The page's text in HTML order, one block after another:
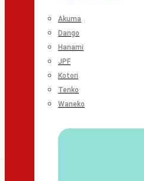
Akuma
Dango
Hanami
JPF
Kotori
Tenko
Waneko